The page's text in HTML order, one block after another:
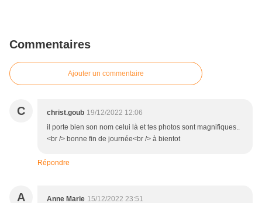
Commentaires
Ajouter un commentaire
C christ.goub 19/12/2022 12:06
il porte bien son nom celui là et tes photos sont magnifiques..
<br /> bonne fin de journée<br /> à bientot
Répondre
A Anne Marie 15/12/2022 23:51